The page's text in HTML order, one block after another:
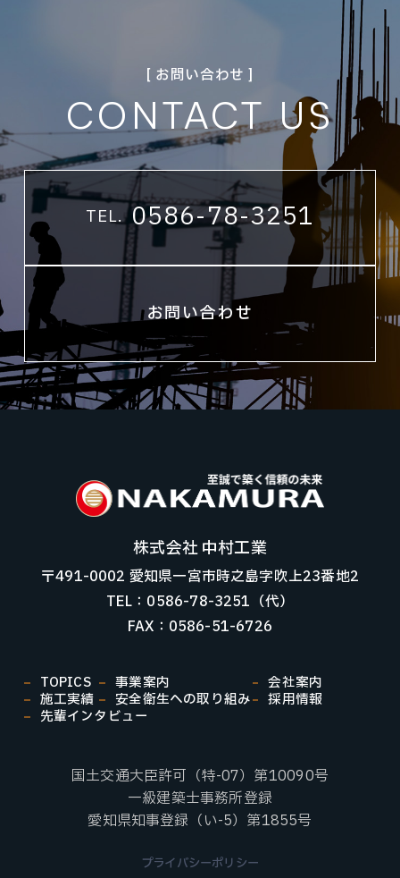
[ お問い合わせ ]
CONTACT US
TEL. 0586-78-3251
お問い合わせ
株式会社 中村工業
〒491-0002 愛知県一宮市時之島字吹上23番地2
TEL：0586-78-3251（代）
FAX：0586-51-6726
TOPICS 事業案内
会社案内
施工実績
安全衛生への取り組み
採用情報
先輩インタビュー
国土交通大臣許可（特-07）第10090号
一級建築士事務所登録
愛知県知事登録（い-5）第1855号
プライバシーポリシー